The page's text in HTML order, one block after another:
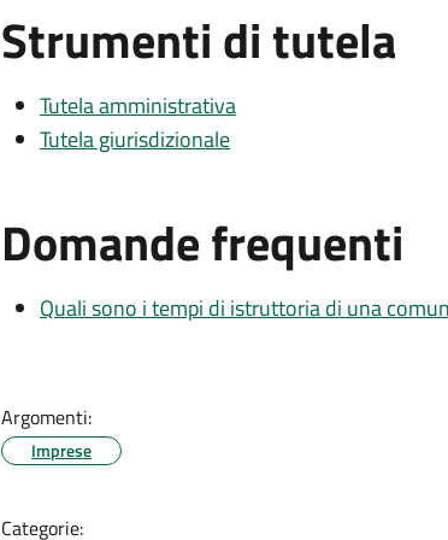
Strumenti di tutela
Tutela amministrativa
Tutela giurisdizionale
Domande frequenti
Quali sono i tempi di istruttoria di una
Argomenti:
Imprese
Categorie: